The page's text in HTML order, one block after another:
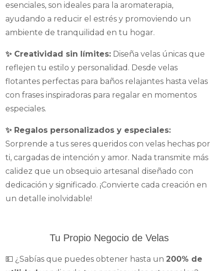
esenciales, son ideales para la aromaterapia,
ayudando a reducir el estrés y promoviendo un
ambiente de tranquilidad en tu hogar.
✨ Creatividad sin límites: Diseña velas únicas que
reflejen tu estilo y personalidad. Desde velas
flotantes perfectas para baños relajantes hasta velas
con frases inspiradoras para regalar en momentos
especiales.
✨ Regalos personalizados y especiales:
Sorprende a tus seres queridos con velas hechas por
ti, cargadas de intención y amor. Nada transmite más
calidez que un obsequio artesanal diseñado con
dedicación y significado. ¡Convierte cada creación en
un detalle inolvidable!
Tu Propio Negocio de Velas
💵 ¿Sabías que puedes obtener hasta un 200% de